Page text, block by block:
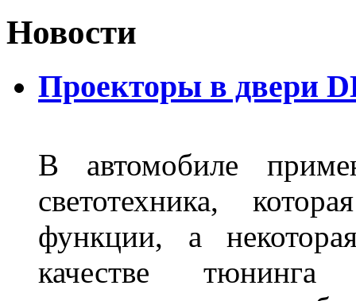
Новости
Проекторы в двери
В автомобиле
светотехника,
функции, а
качестве